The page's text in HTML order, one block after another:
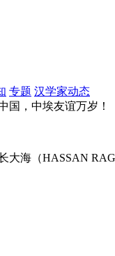
专题 汉学家动态
国，中埃友谊万岁！
大海（HASSAN